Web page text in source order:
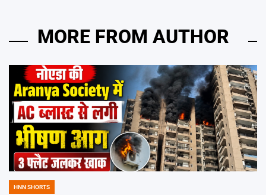
MORE FROM AUTHOR
POSTED
HNN SHORTS